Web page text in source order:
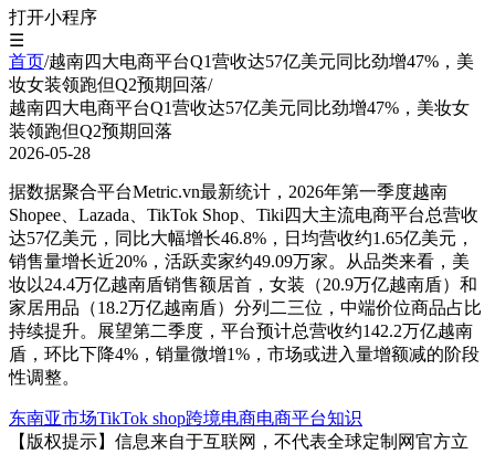
打开小程序
☰
首页/越南四大电商平台Q1营收达57亿美元同比劲增47%，美
妆女装领跑但Q2预期回落/
越南四大电商平台Q1营收达57亿美元同比劲增47%，美妆女
装领跑但Q2预期回落
2026-05-28
据数据聚合平台Metric.vn最新统计，2026年第一季度越南
Shopee、Lazada、TikTok Shop、Tiki四大主流电商平台总营收
达57亿美元，同比大幅增长46.8%，日均营收约1.65亿美元，
销售量增长近20%，活跃卖家约49.09万家。从品类来看，美
妆以24.4万亿越南盾销售额居首，女装（20.9万亿越南盾）和
家居用品（18.2万亿越南盾）分列二三位，中端价位商品占比
持续提升。展望第二季度，平台预计总营收约142.2万亿越南
盾，环比下降4%，销量微增1%，市场或进入量增额减的阶段
性调整。
东南亚市场TikTok shop跨境电商电商平台知识
【版权提示】信息来自于互联网，不代表全球定制网官方立